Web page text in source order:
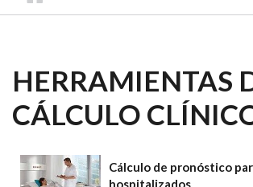
HERRAMIENTAS
CÁLCULO
Cálculo de pronóstico
hospitalizados